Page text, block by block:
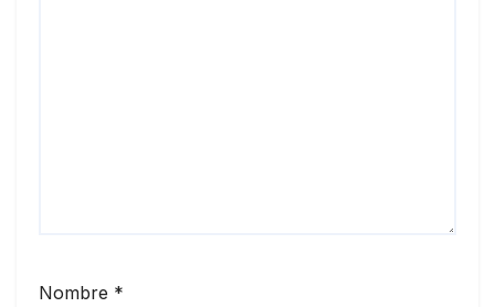
Nombre *